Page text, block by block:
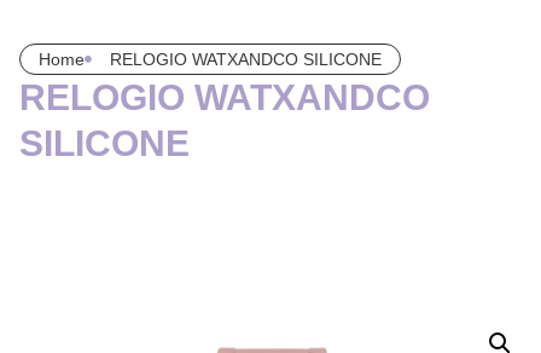
Home RELOGIO WATXANDCO SILICONE
RELOGIO WATXANDCO
SILICONE